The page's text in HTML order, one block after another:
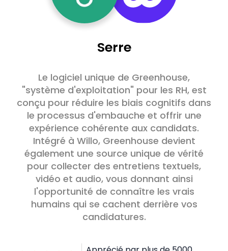
Serre
Le logiciel unique de Greenhouse,
"système d'exploitation" pour les RH, est
conçu pour réduire les biais cognitifs dans
le processus d'embauche et offrir une
expérience cohérente aux candidats.
Intégré à Willo, Greenhouse devient
également une source unique de vérité
pour collecter des entretiens textuels,
vidéo et audio, vous donnant ainsi
l'opportunité de connaître les vrais
humains qui se cachent derrière vos
candidatures.